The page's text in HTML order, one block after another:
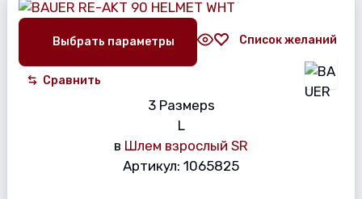
Выбрать параметры Список желаний
Сравнить
3 Размерs
L
в Шлем взрослый SR
Артикул: 1065825